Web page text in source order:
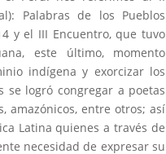
Palabras de los Pueblos
y el III Encuentro, que tuvo
este último, momento
indígena y exorcizar los
se logró congregar a poetas
amazónicos, entre otros; así
Latina quienes a través de
necesidad de expresar su